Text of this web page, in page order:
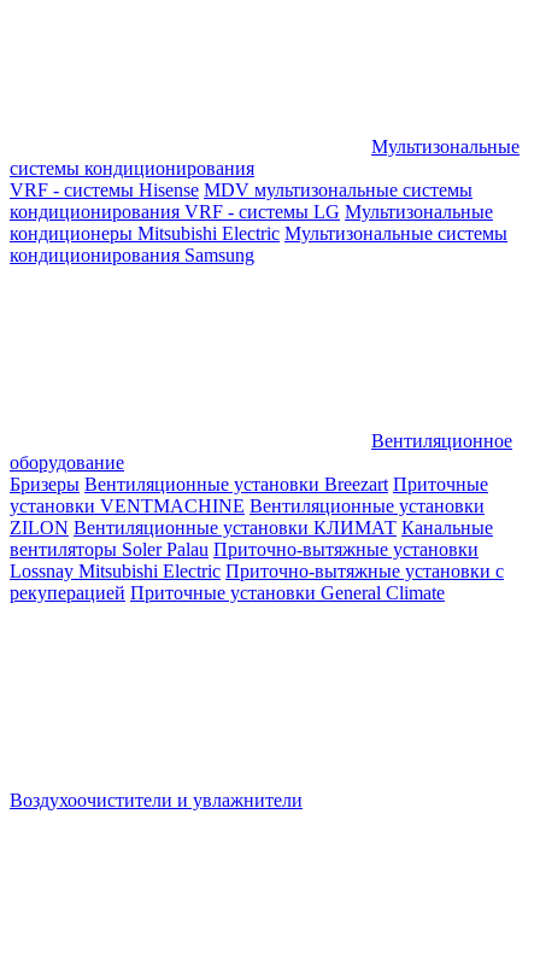
Мультизональные
системы кондиционирования
VRF - системы Hisense MDV мультизональные системы
кондиционирования VRF - системы LG Мультизональные
кондиционеры Mitsubishi Electric Мультизональные системы
кондиционирования Samsung
Вентиляционное
оборудование
Бризеры Вентиляционные установки Breezart Приточные
установки VENTMACHINE Вентиляционные установки
ZILON Вентиляционные установки КЛИМАТ Канальные
вентиляторы Soler Palau Приточно-вытяжные установки
Lossnay Mitsubishi Electric Приточно-вытяжные установки с
рекуперацией Приточные установки General Climate
Воздухоочистители и увлажнители